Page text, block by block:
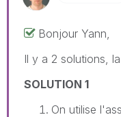
Bonjour Yann,
Il y a 2 solutions,
SOLUTION 1
On utilise